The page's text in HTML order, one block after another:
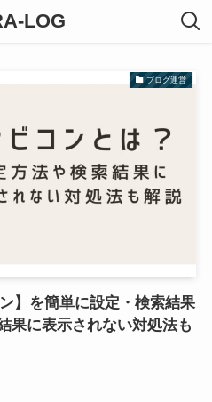
LOG
ブログ運営
】を簡単に設定・検索結果
果に表示されない対処法も